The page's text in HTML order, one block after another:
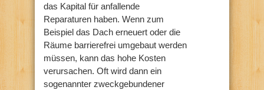
das Kapital für anfallende
Reparaturen haben. Wenn zum
Beispiel das Dach erneuert oder die
Räume barrierefrei umgebaut werden
müssen, kann das hohe Kosten
verursachen. Oft wird dann ein
sogenannter zweckgebundener